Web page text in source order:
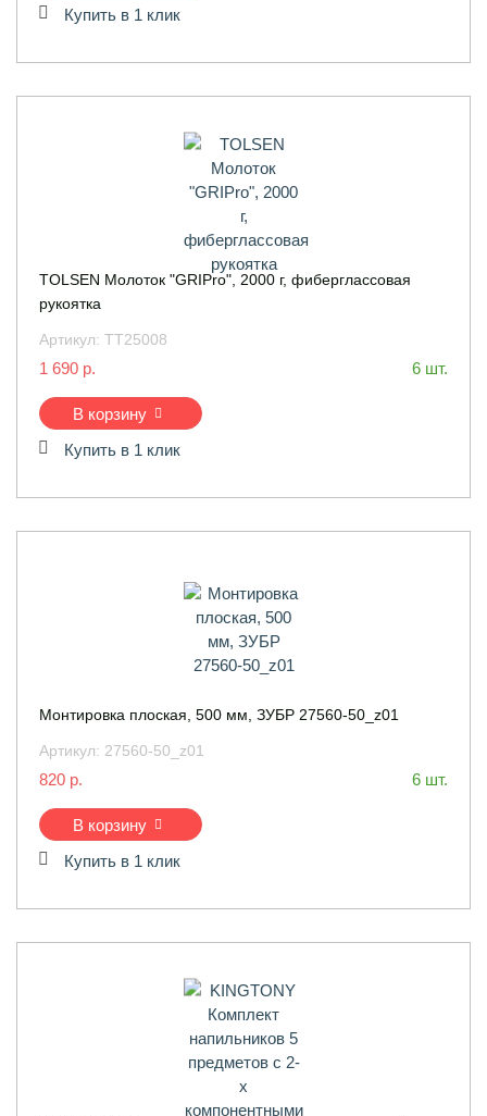
Купить в 1 клик
TOLSEN Молоток "GRIPro", 2000 г, фиберглаcсовая
рукоятка
Артикул: TT25008
1 690 р. 6 шт.
В корзину
Купить в 1 клик
Монтировка плоская, 500 мм, ЗУБР 27560-50_z01
Артикул: 27560-50_z01
820 р. 6 шт.
В корзину
Купить в 1 клик